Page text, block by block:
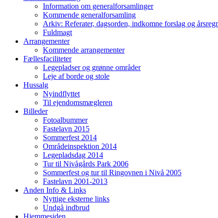
Information om generalforsamlinger
Kommende generalforsamling
Arkiv: Referater, dagsorden, indkomne forslag og
Fuldmagt
Arrangementer
Kommende arrangementer
Fællesfaciliteter
Legepladser og grønne områder
Leje af borde og stole
Hussalg
Nyindflyttet
Til ejendomsmægleren
Billeder
Fotoalbummer
Fastelavn 2015
Sommerfest 2014
Områdeinspektion 2014
Legepladsdag 2014
Tur til Nivågårds Park 2006
Sommerfest og tur til Ringovnen i Nivå 2005
Fastelavn 2001-2013
Anden Info & Links
Nyttige eksterne links
Undgå indbrud
Hjemmesiden